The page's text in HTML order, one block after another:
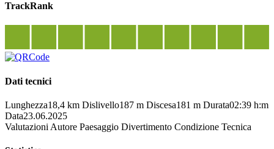
TrackRank
Dati tecnici
Lunghezza18,4 km Dislivello187 m Discesa181 m Durata02:39 h:m
Data23.06.2025
Valutazioni Autore Paesaggio Divertimento Condizione Tecnica